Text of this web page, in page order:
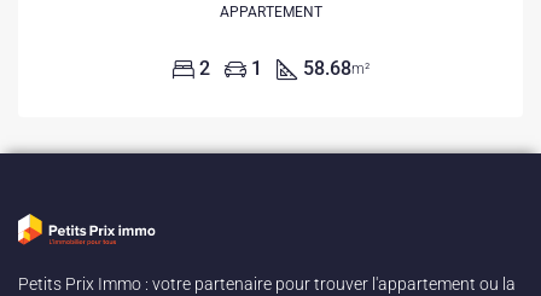
APPARTEMENT
2 1 58.68m²
Petits Prix Immo : votre partenaire pour trouver l'appartement ou la